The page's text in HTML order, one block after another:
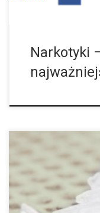
Narkotyki
Szybki kick
wywoływać chorobę
stwierdzono zmiany w